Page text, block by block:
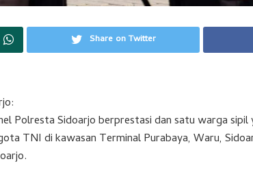
Share on Twitter
Polresta Sidoarjo berprestasi dan satu warga sipil
TNI di kawasan Terminal Purabaya, Waru,